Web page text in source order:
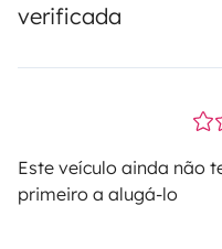
verificada
Este veículo ainda não
primeiro a alugá-lo